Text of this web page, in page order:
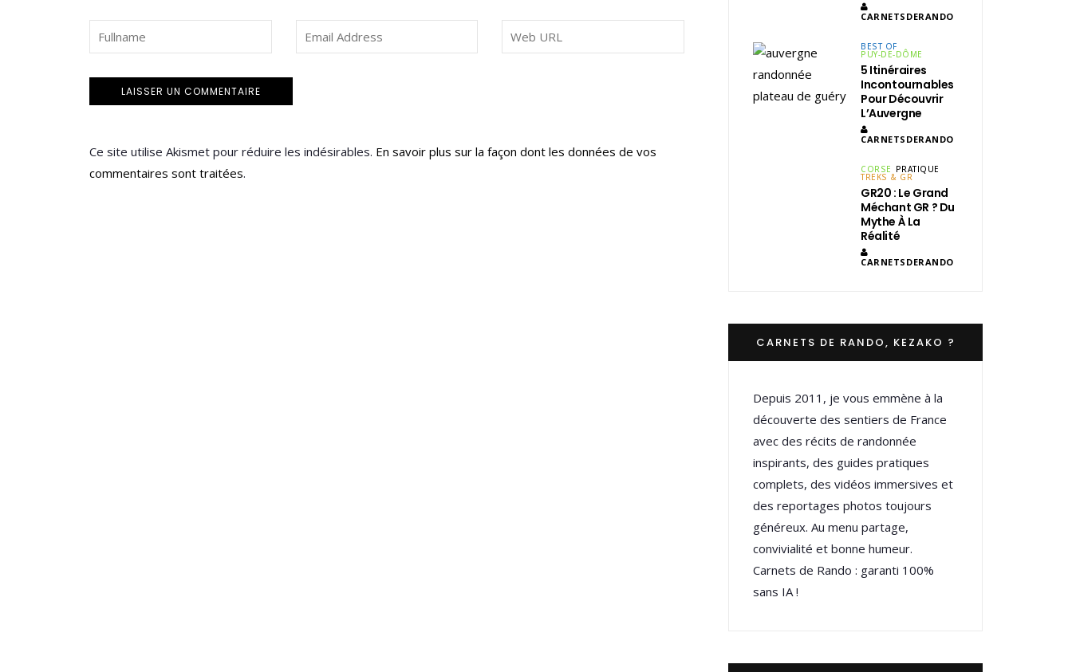
Ce site utilise Akismet pour réduire les indésirables. En savoir plus sur la façon dont les données de vos
commentaires sont traitées.
CARNETSDERANDO
BEST OF
PUY-DE-DÔME
5 Itinéraires
Incontournables
Pour Découvrir
L’Auvergne
CARNETSDERANDO
CORSE PRATIQUE
TREKS & GR
GR20 : Le Grand
Méchant GR ? Du
Mythe À La
Réalité
CARNETSDERANDO
CARNETS DE RANDO, KEZAKO ?
Depuis 2011, je vous emmène à la
découverte des sentiers de France
avec des récits de randonnée
inspirants, des guides pratiques
complets, des vidéos immersives et
des reportages photos toujours
généreux. Au menu partage,
convivialité et bonne humeur.
Carnets de Rando : garanti 100%
sans IA !